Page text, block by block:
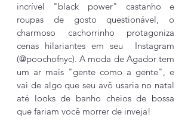
incrível "black power" castanho e
roupas de gosto questionável, o
charmoso cachorrinho protagoniza
cenas hilariantes em seu  Instagram
(@poochofnyc). A moda de Agador tem
um ar mais "gente como a gente", e
vai de algo que seu avô usaria no natal
até looks de banho cheios de bossa
que fariam você morrer de inveja!